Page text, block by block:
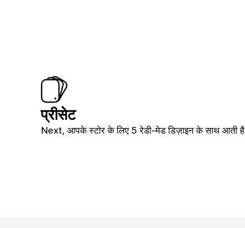
प्रीसेट
Next, आपके स्टोर के लिए 5 रेडी-मेड डिज़ाइन के साथ आती है